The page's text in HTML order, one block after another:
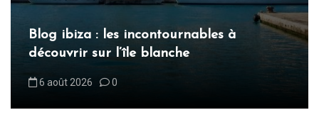
Blog ibiza : les incontournables à
découvrir sur l’île blanche
6 août 2026 0